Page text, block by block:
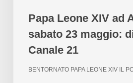
Papa Leone XIV ad
sabato 23 maggio:
Canale 21
BENTORNATO PAPA LEONE XIV IL